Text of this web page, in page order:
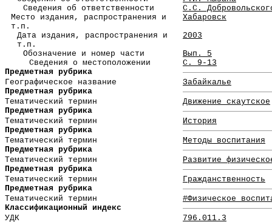
Сведения об ответственности
С.С.
Место издания, распространения и
т.п.
Хабаровск
Дата издания, распространения и
т.п.
2003
Обозначение и номер части
Вып. 5
Сведения о местоположении
С. 9-13
Предметная рубрика
Географическое название
Забайкалье
Предметная рубрика
Тематический термин
Движение скаутское
Предметная рубрика
Тематический термин
История
Предметная рубрика
Тематический термин
Методы воспитания
Предметная рубрика
Тематический термин
Развитие
Предметная рубрика
Тематический термин
Гражданственность
Предметная рубрика
Тематический термин
#Физическое
Классификационный индекс
УДК
796.011.3